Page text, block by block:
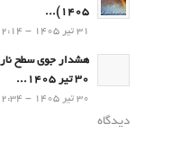
۱۴۰۵)...
31 تیر 1405 - 12:14 ب.ظ
30 تیر 1405...
30 تیر 1405 - 12:34 ب.ظ
دیدگاه